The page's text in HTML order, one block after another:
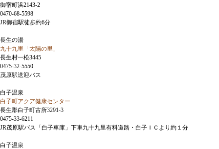
御宿町浜2143-2
0470-68-5598
JR御宿駅徒歩約6分
長生の湯
九十九里「太陽の里」
長生村一松3445
0475-32-5550
茂原駅送迎バス
白子温泉
白子町アクア健康センター
長生郡白子町古所3291-3
0475-33-6211
JR茂原駅バス「白子車庫」下車九十九里有料道路・白子ＩＣより約１分
白子温泉